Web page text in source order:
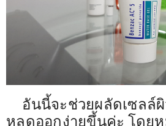
อันนี้จะช่วยผลัดเซลล์
หลุดออกง่ายขึ้นค่ะ โดย